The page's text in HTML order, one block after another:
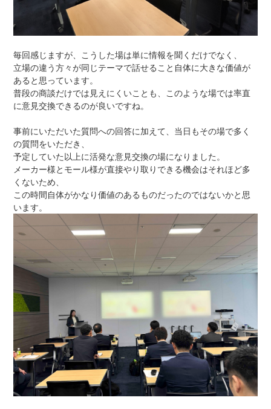
毎回感じますが、こうした場は単に情報を聞くだけでなく、
立場の違う方々が同じテーマで話せること自体に大きな価値が
あると思っています。
普段の商談だけでは見えにくいことも、このような場では率直
に意見交換できるのが良いですね。
事前にいただいた質問への回答に加えて、当日もその場で多く
の質問をいただき、
予定していた以上に活発な意見交換の場になりました。
メーカー様とモール様が直接やり取りできる機会はそれほど多
くないため、
この時間自体がかなり価値のあるものだったのではないかと思
います。